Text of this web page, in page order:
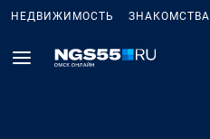
НЕДВИЖИМОСТЬ ЗНАКОМСТВА